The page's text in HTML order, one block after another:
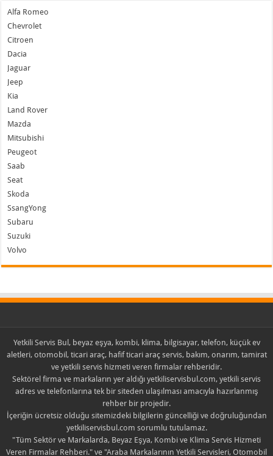
Alfa Romeo
Chevrolet
Citroen
Dacia
Jaguar
Jeep
Kia
Land Rover
Mazda
Mitsubishi
Peugeot
Saab
Seat
Skoda
SsangYong
Subaru
Suzuki
Volvo
Yetkili Servis Bul, beyaz eşya, kombi, klima, bilgisayar, telefon, küçük ev
aletleri, otomobil, ticari araç, hafif ticari araç servis, bakım, onarım, tamirat
ve yetkili servis hizmeti veren firmalar rehberidir.
Sektörel firma ve markaların yer aldığı yetkiliservisbul.com, yetkili servis
adres ve telefonlarına tek bir siteden ulaşılması amacıyla hazırlanmış
rehber bir projedir.
İçeriğin ücretsiz olduğu sitemizdeki bilgilerin güncelliği ve doğruluğundan
yetkiliservisbul.com sorumlu tutulamaz.
"Tüm Sektör ve Markalarda, Beyaz Eşya, Kombi ve Klima Servis Hizmeti
Veren Firmalar Rehberi." ve "Araba Markalarının Yetkili Servisleri, Otomobil